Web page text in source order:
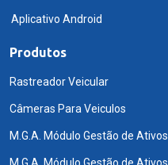
Aplicativo Android
Produtos
Rastreador Veicular
Câmeras Para Veiculos
M.G.A. Módulo Gestão de Ativos